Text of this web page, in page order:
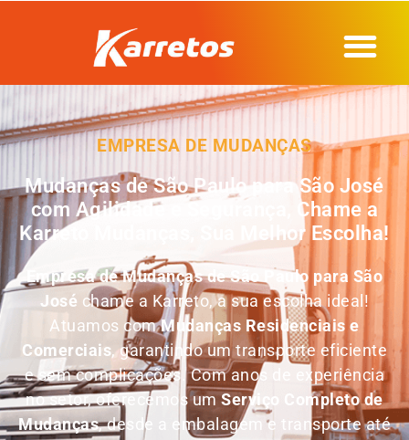
EMPRESA DE MUDANÇAS
Mudanças de São Paulo para São José
com Agilidade e Segurança, Chame a
Karreto Mudanças, Sua Melhor Escolha!
Empresa deMudanças de São Paulo para São
José chame a Karreto, a sua escolha ideal!
Atuamos comMudanças Residenciais e
Comerciais, garantindo um transporte eficiente
e sem complicações. Com anos de experiência
no setor, oferecemos umServiço Completo de
Mudanças, desde a embalagem e transporte até